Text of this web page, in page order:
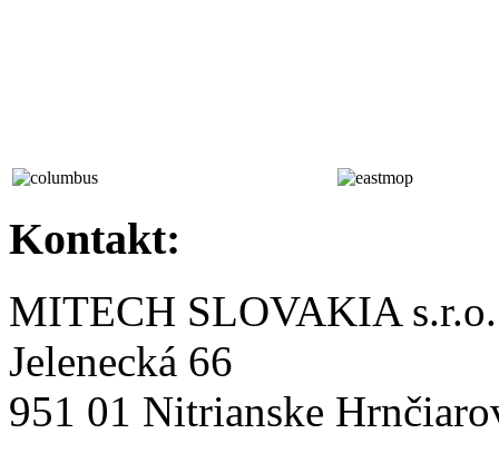
Kontakt:
MITECH SLOVAKIA s.r.o.
Jelenecká 66
951 01 Nitrianske